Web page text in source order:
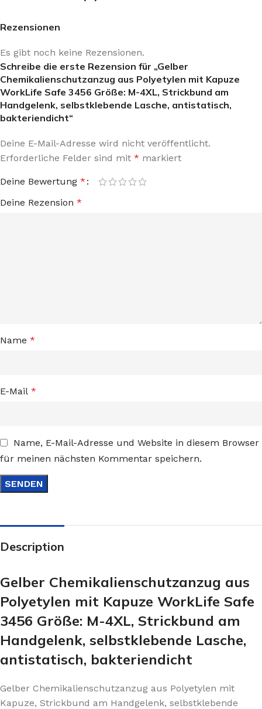
Rezensionen
Es gibt noch keine Rezensionen.
Schreibe die erste Rezension für „Gelber
Chemikalienschutzanzug aus Polyetylen mit Kapuze
WorkLife Safe 3456 Größe: M-4XL, Strickbund am
Handgelenk, selbstklebende Lasche, antistatisch,
bakteriendicht“
Deine E-Mail-Adresse wird nicht veröffentlicht.
Erforderliche Felder sind mit * markiert
Deine Bewertung *
Deine Rezension *
Name *
E-Mail *
Name, E-Mail-Adresse und Website in diesem Browser
für meinen nächsten Kommentar speichern.
Description
Gelber Chemikalienschutzanzug aus
Polyetylen mit Kapuze WorkLife Safe
3456 Größe: M-4XL, Strickbund am
Handgelenk, selbstklebende Lasche,
antistatisch, bakteriendicht
Gelber Chemikalienschutzanzug aus Polyetylen mit
Kapuze, Strickbund am Handgelenk, selbstklebende